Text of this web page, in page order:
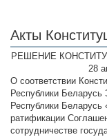
Акты
РЕШЕНИЕ
28
О соответствии
Республики Беларусь
Республики Беларусь
ратификации
сотрудничестве